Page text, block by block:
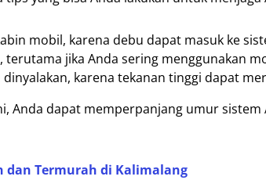
mobil, karena debu dapat masuk ke
terutama jika Anda sering menggunakan
karena tekanan tinggi dapat
Anda dapat memperpanjang umur
dan Termurah di Kalimalang